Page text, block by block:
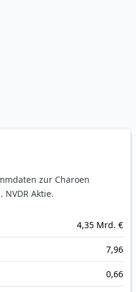
zur Charoen
NVDR Aktie.
4,35 Mrd. €
7,96
0,66